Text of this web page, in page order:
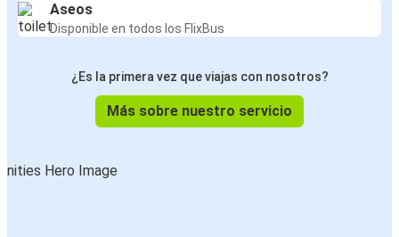
Aseos
Disponible en todos los FlixBus
¿Es la primera vez que viajas con nosotros?
Más sobre nuestro servicio